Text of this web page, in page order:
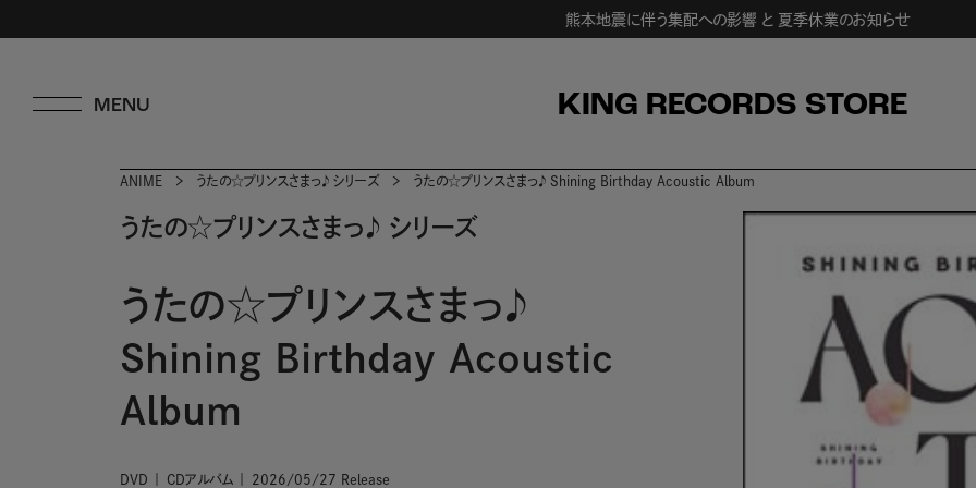
熊本地震に伴う集配への影響 と 夏季休業のお知らせ
KING RECORDS STORE
ANIME うたの☆プリンスさまっ♪ シリーズ うたの☆プリンスさまっ♪ Shining Birthday Acoustic Album
うたの☆プリンスさまっ♪ シリーズ
うたの☆プリンスさまっ♪
Shining Birthday Acoustic
Album
DVD CDアルバム 2026/05/27 Release